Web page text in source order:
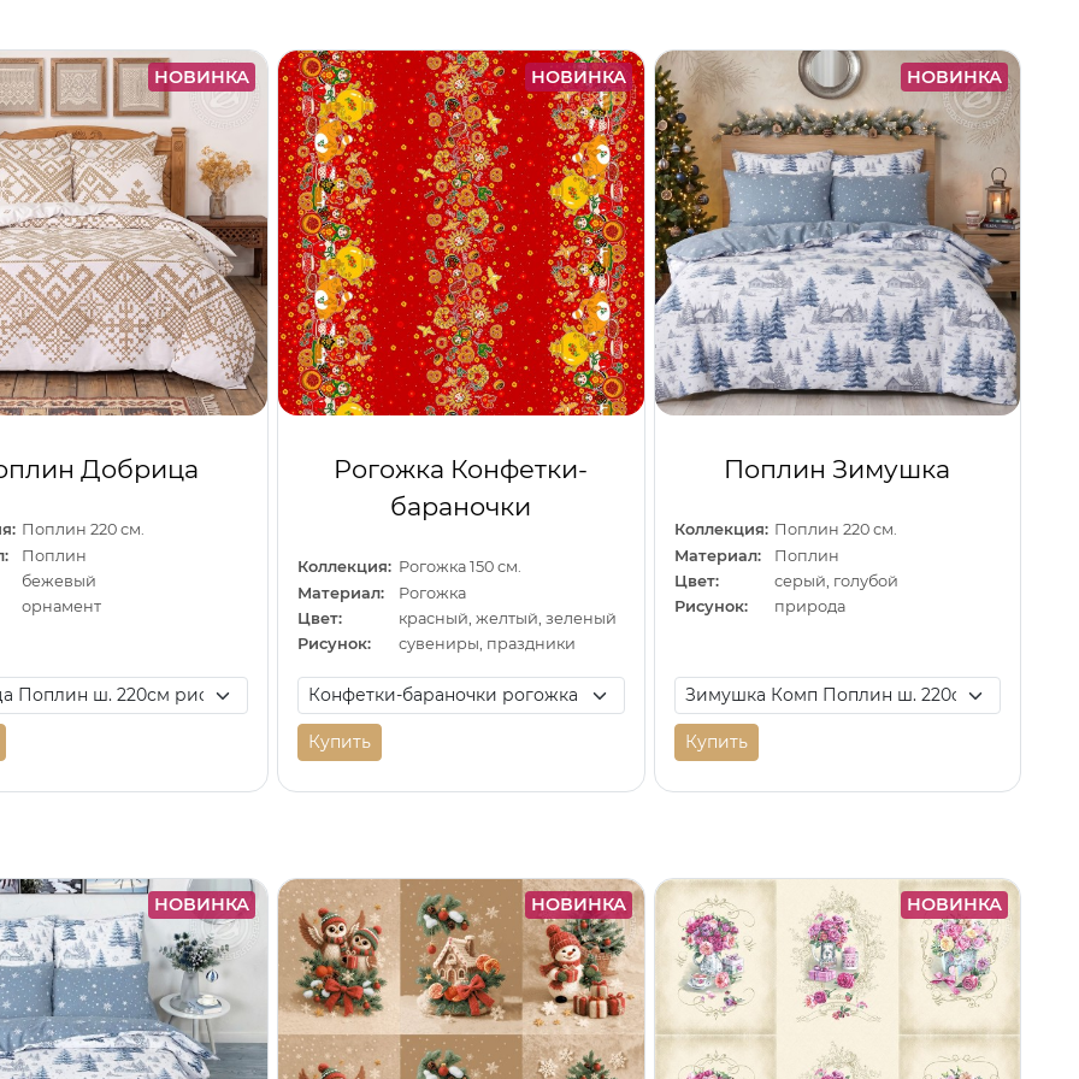
НОВИНКА
Добрица
Поплин 220 см.
Поплин
бежевый
орнамент
НОВИНКА
Рогожка Конфетки-
бараночки
Коллекция: Рогожка 150 см.
Материал:
Рогожка
Цвет:
красный, желтый, зеленый
Рисунок:
сувениры, праздники
Купить
НОВИНКА
Поплин Зимушка
Коллекция: Поплин 220 см.
Материал:
Поплин
Цвет:
серый, голубой
Рисунок:
природа
Купить
НОВИНКА НОВИНКА НОВИНКА